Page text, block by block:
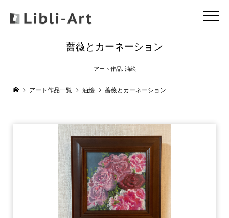
薔薇とカーネーション
アート作品, 油絵
アート作品一覧 油絵 薔薇とカーネーション